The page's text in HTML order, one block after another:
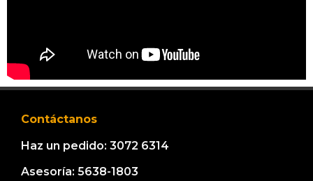
Contáctanos
Haz un pedido: 3072 6314
Asesoría: 5638-1803